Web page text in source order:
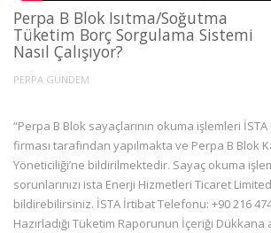
Perpa B Blok Isıtma/Soğutma
Tüketim Borç Sorgulama Sistemi
Nasıl Çalışıyor?
PERPA GÜNDEM
“Perpa B Blok sayaçlarının okuma işlemleri
firması tarafından yapılmakta ve Perpa B Blok
Yöneticiliği’ne bildirilmektedir. Sayaç okuma
sorunlarınızı ista Enerji Hizmetleri Ticaret
bildirebilirsiniz. İSTA İrtibat Telefonu: +90 216 474
Hazırladığı Tüketim Raporunun İçeriği Dükkana